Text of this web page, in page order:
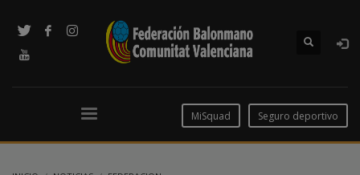
MiSquad Seguro deportivo